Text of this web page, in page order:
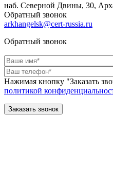
наб. Северной Двины, 30,
Обратный звонок
arkhangelsk@cert-russia.ru
Обратный звонок
Нажимая кнопку "Заказать
политикой